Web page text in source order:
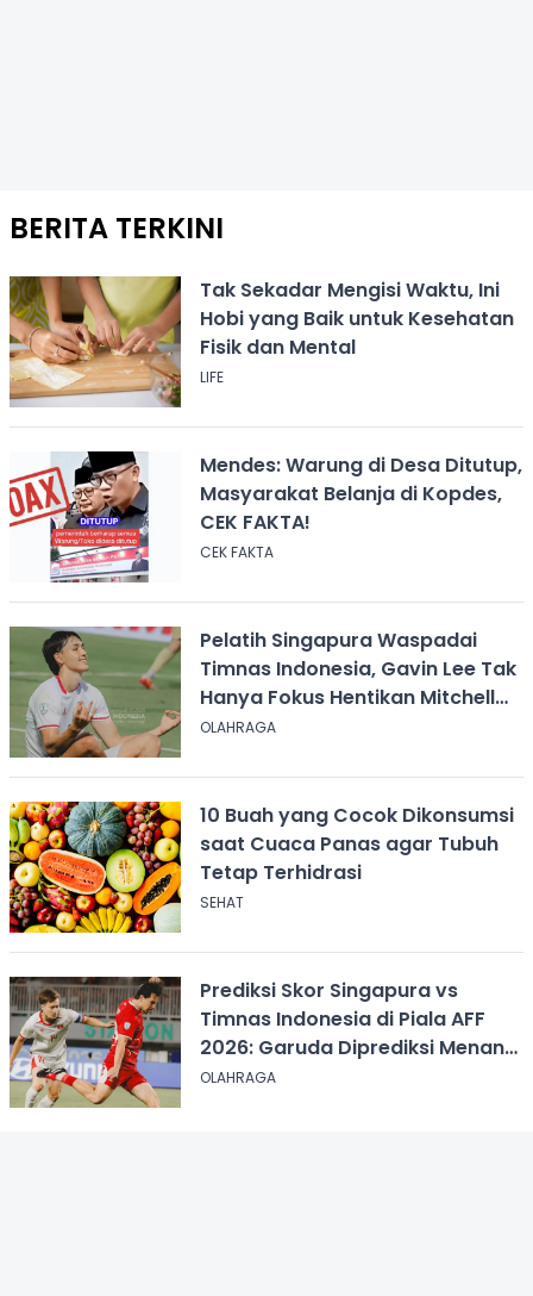
BERITA TERKINI
Tak Sekadar Mengisi Waktu, Ini
Hobi yang Baik untuk Kesehatan
Fisik dan Mental
LIFE
Mendes: Warung di Desa Ditutup,
Masyarakat Belanja di Kopdes,
CEK FAKTA!
CEK FAKTA
Pelatih Singapura Waspadai
Timnas Indonesia, Gavin Lee Tak
Hanya Fokus Hentikan Mitchell
Baker
OLAHRAGA
10 Buah yang Cocok Dikonsumsi
saat Cuaca Panas agar Tubuh
Tetap Terhidrasi
SEHAT
Prediksi Skor Singapura vs
Timnas Indonesia di Piala AFF
2026: Garuda Diprediksi Menang
Tipis
OLAHRAGA